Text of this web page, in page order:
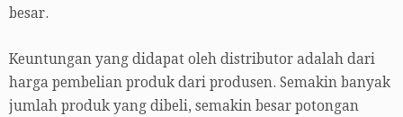
besar.
Keuntungan yang didapat oleh distributor adalah dari
harga pembelian produk dari produsen. Semakin banyak
jumlah produk yang dibeli, semakin besar potongan